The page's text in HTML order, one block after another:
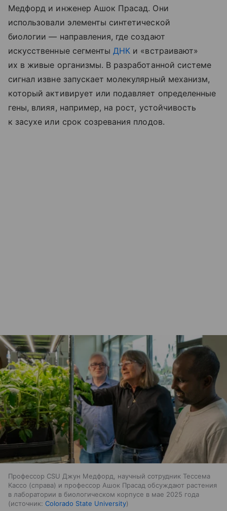
Медфорд и инженер Ашок Прасад. Они
использовали элементы синтетической
биологии — направления, где создают
искусственные сегментыДНК и «встраивают»
их в живые организмы. В разработанной системе
сигнал извне запускает молекулярный механизм,
который активирует или подавляет определенные
гены, влияя, например, на рост, устойчивость
к засухе или срок созревания плодов.
Профессор CSU Джун Медфорд, научный сотрудник Тессема
Кассо (справа) и профессор Ашок Прасад обсуждают растения
в лаборатории в биологическом корпусе в мае 2025 года
источник: Colorado State University